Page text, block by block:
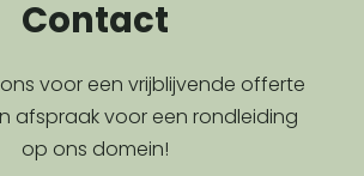
Contact
voor een vrijblijvende offerte
afspraak voor een rondleiding
op ons domein!